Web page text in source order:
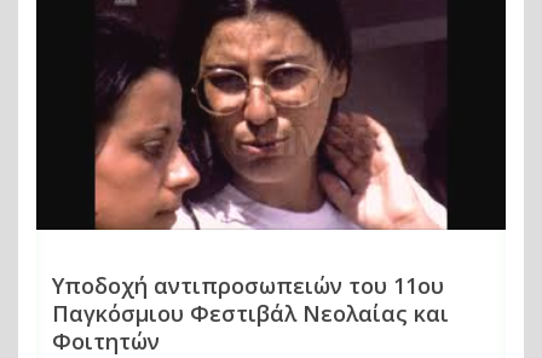
Υποδοχή αντιπροσωπειών του 11ου
Παγκόσμιου Φεστιβάλ Νεολαίας και
Φοιτητών